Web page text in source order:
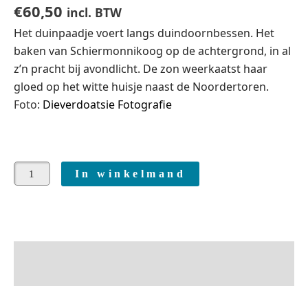
€60,50 incl. BTW
Het duinpaadje voert langs duindoornbessen. Het
baken van Schiermonnikoog op de achtergrond, in al
z’n pracht bij avondlicht. De zon weerkaatst haar
gloed op het witte huisje naast de Noordertoren.
Foto: Dieverdoatsie Fotografie
In winkelmand